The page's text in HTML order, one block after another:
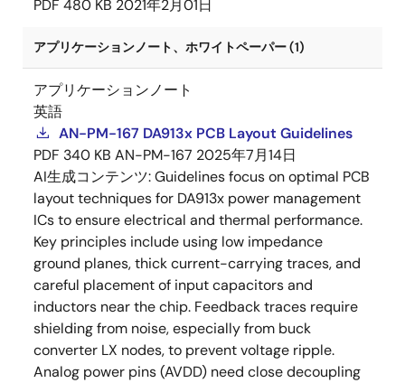
PDF 480 KB 2021年2月01日
アプリケーションノート、ホワイトペーパー (1)
アプリケーションノート
英語
AN-PM-167 DA913x PCB Layout Guidelines
PDF 340 KB AN-PM-167 2025年7月14日
AI生成コンテンツ:Guidelines focus on optimal PCB
layout techniques for DA913x power management
ICs to ensure electrical and thermal performance.
Key principles include using low impedance
ground planes, thick current-carrying traces, and
careful placement of input capacitors and
inductors near the chip. Feedback traces require
shielding from noise, especially from buck
converter LX nodes, to prevent voltage ripple.
Analog power pins (AVDD) need close decoupling